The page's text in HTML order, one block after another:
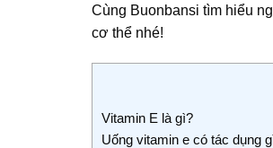
Cùng Buonbansi tìm hiểu
cơ thể nhé!
Vitamin E là gì?
Uống vitamin e có tác dụng